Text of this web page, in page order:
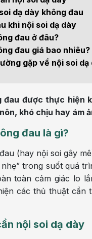
mỹ
- Gan - Mật
- Hồi sức tích
dạ dày không đau
khi nội soi dạ dày
đau ở đâu?
đau giá bao nhiêu?
gặp về nội soi dạ
đau được thực hiện
khó chịu hay ám
đau là gì?
(hay nội soi gây
trong suốt quá
toàn cảm giác lo
các thủ thuật cần
nội soi dạ dày